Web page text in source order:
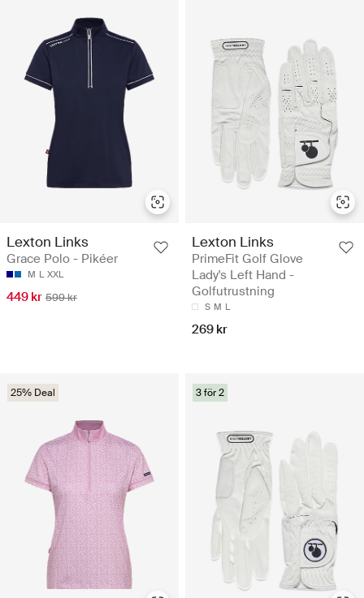
Lexton Links
Grace Polo - Pikéer
M L XXL
449 kr 599 kr
Lexton Links
PrimeFit Golf Glove
Lady's Left Hand -
Golfutrustning
S M L
269 kr
25% Deal 3 för 2